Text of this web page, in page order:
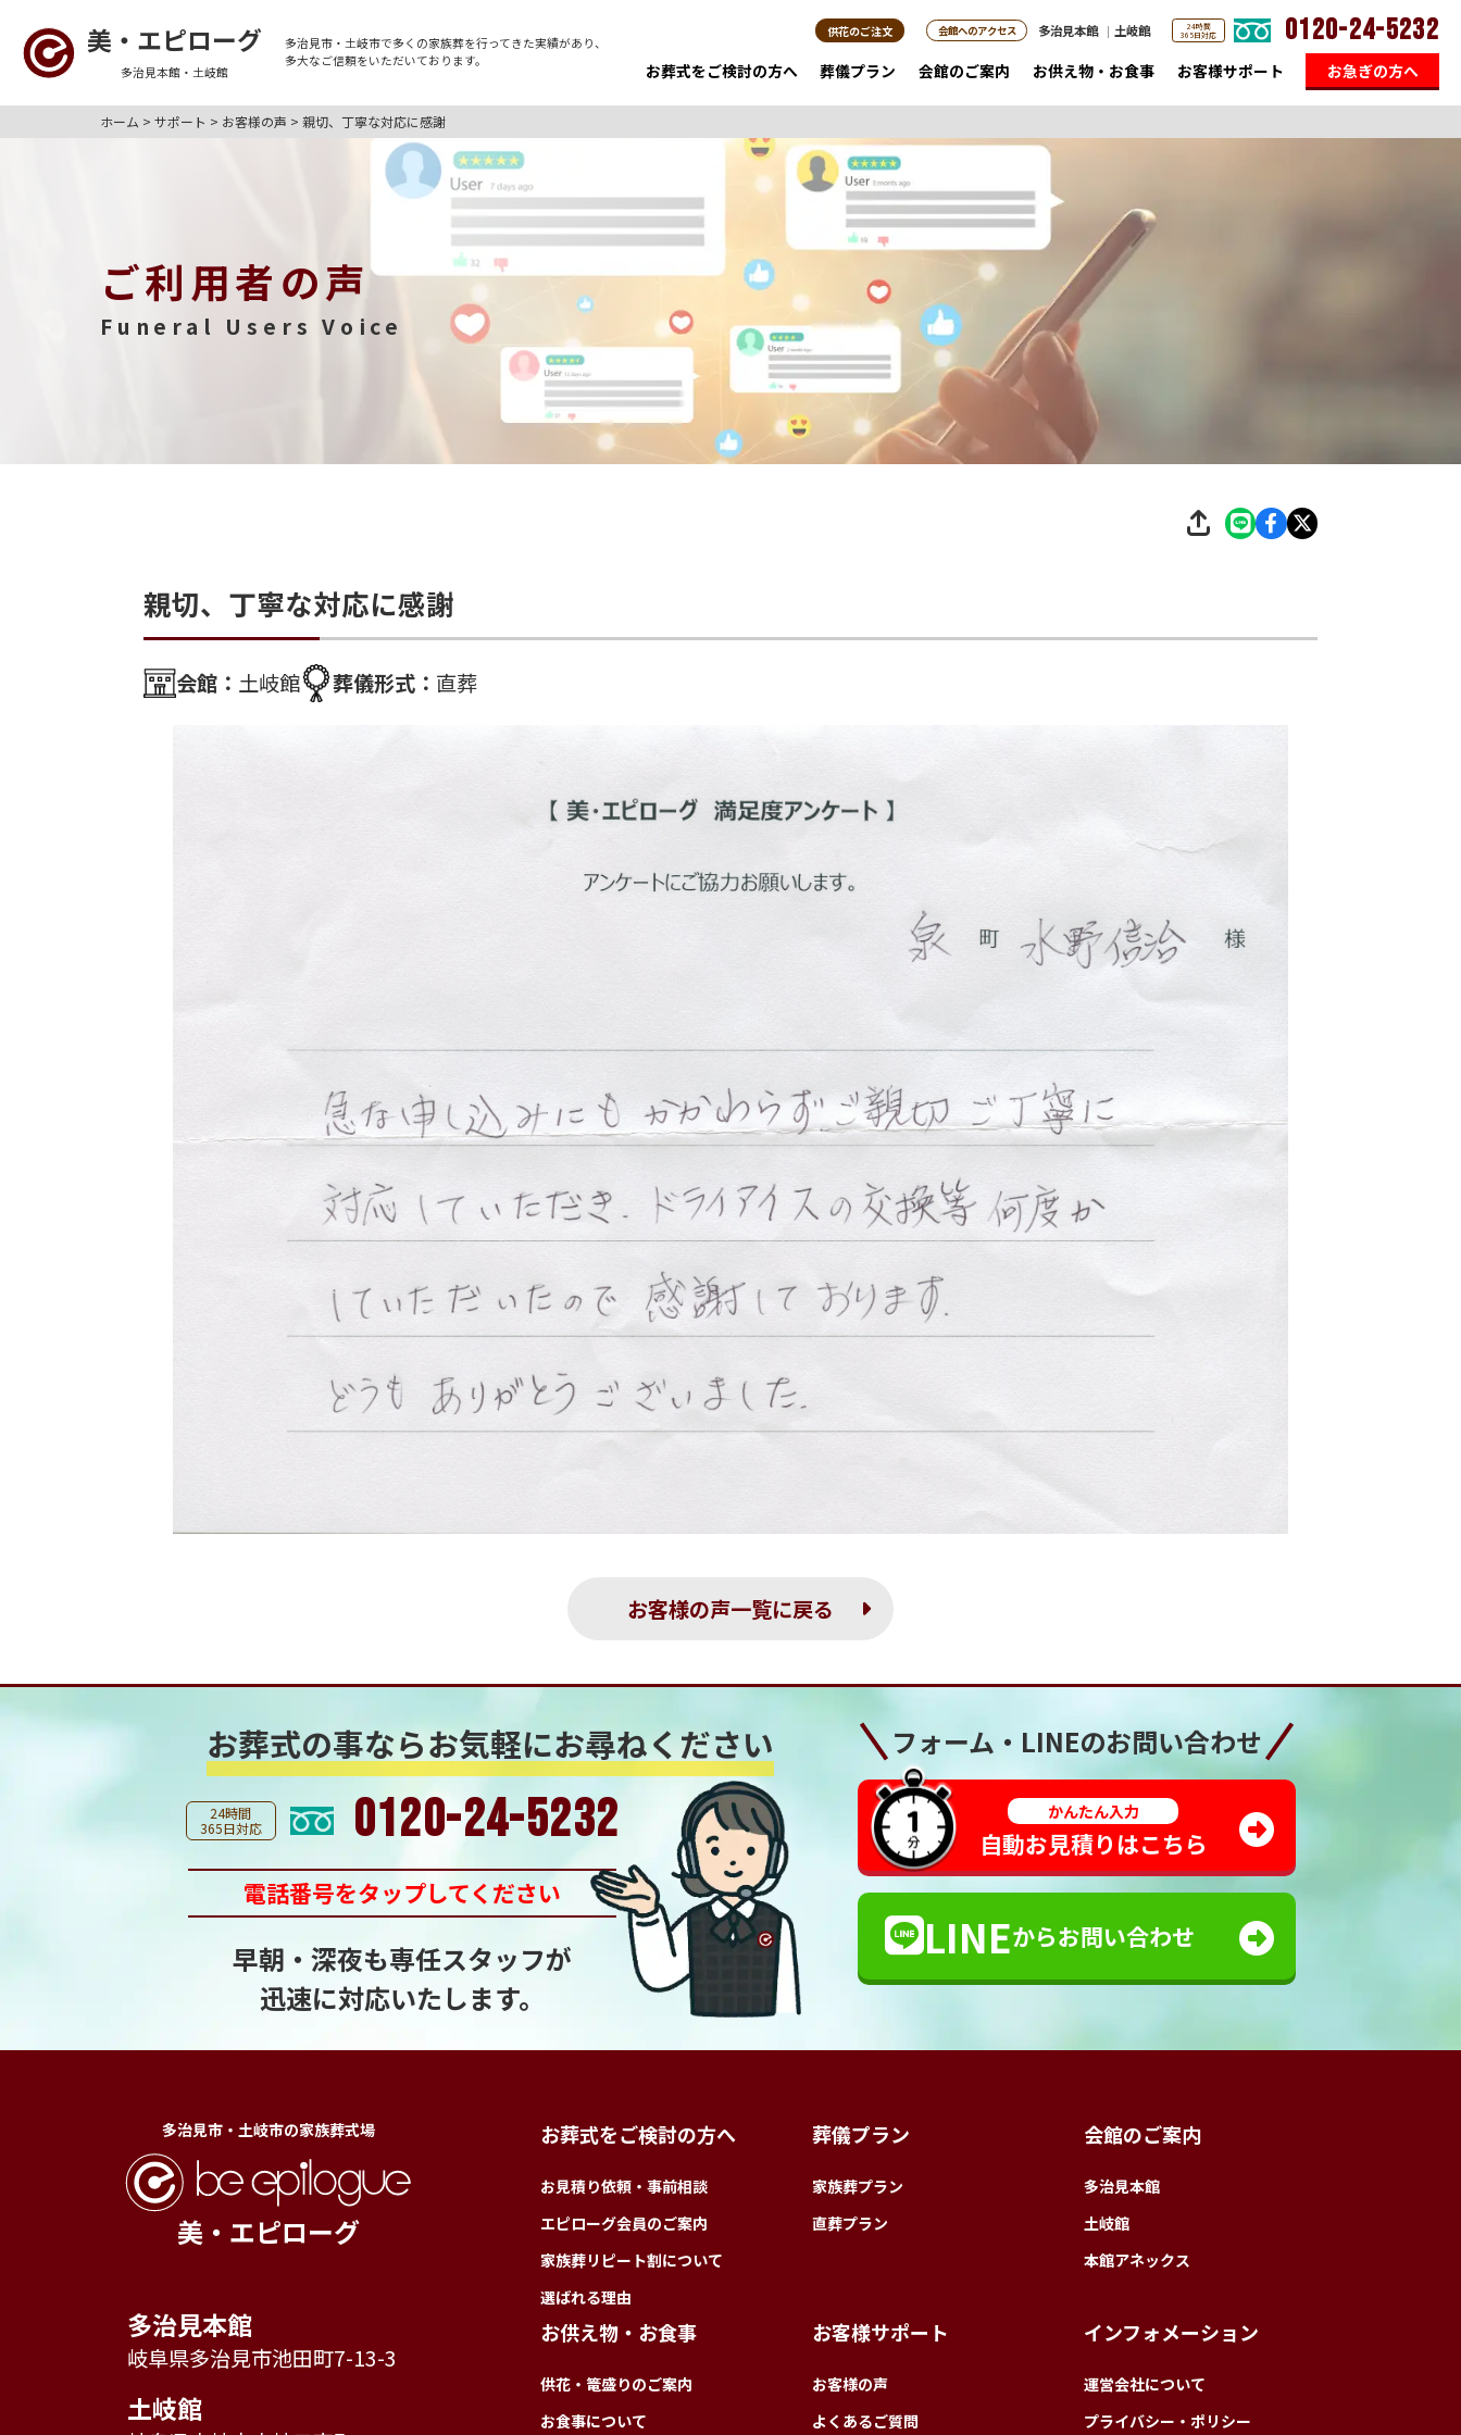
美・エピローグ
多治見本館・土岐館
多治見市・土岐市で多くの家族葬を行ってきた実績があり、
多大なご信頼をいただいております。
供花のご注文 会館へのアクセス 多治見本館 土岐館
24時間
365日対応
0120-24-5232
お葬式をご検討の方へ 葬儀プラン 会館のご案内 お供え物・お食事 お客様サポート お急ぎの方へ
ホーム > サポート > お客様の声 > 親切、丁寧な対応に感謝
ご利用者の声
Funeral Users Voice
親切、丁寧な対応に感謝
会館： 土岐館 葬儀形式： 直葬
お客様の声一覧に戻る
お葬式の事ならお気軽にお尋ねください
24時間
365日対応
0120-24-5232
電話番号をタップしてください
早朝・深夜も専任スタッフが
迅速に対応いたします。
フォーム・LINEのお問い合わせ
かんたん入力
自動お見積りはこちら
LINEからお問い合わせ
多治見市・土岐市の家族葬式場
美・エピローグ
多治見本館
岐阜県多治見市池田町7-13-3
土岐館
お葬式をご検討の方へ
お見積り依頼・事前相談
エピローグ会員のご案内
家族葬リピート割について
選ばれる理由
葬儀プラン
家族葬プラン
直葬プラン
会館のご案内
多治見本館
土岐館
本館アネックス
お供え物・お食事
供花・篭盛りのご案内
お食事について
お客様サポート
お客様の声
よくあるご質問
インフォメーション
運営会社について
プライバシー・ポリシー